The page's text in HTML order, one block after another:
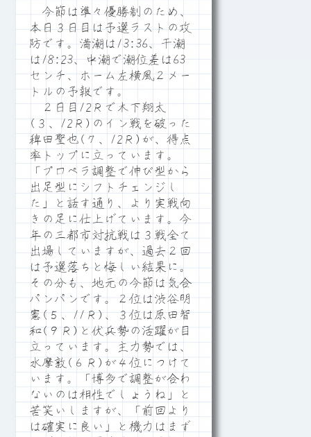
今節は準々優勝制のため、
本日３日目は予選ラストの攻
防です。満潮は13:36、干潮
は18:23、中潮で潮位差は63
センチ、ホーム左横風２メー
トルの予報です。
２日目12Ｒで木下翔太
(３、12Ｒ)のイン戦を破った
稗田聖也(７、12Ｒ)が、得点
率トップに立っています。
「プロペラ調整で伸び型から
出足型にシフトチェンジし
た」と話す通り、より実戦向
きの足に仕上げています。今
年の三都市対抗戦は３戦全て
出場していますが、過去２回
は予選落ちと悔しい結果に。
その分も、地元の今節は気合
パンパンです。２位は渋谷明
憲(５、11Ｒ)、３位は原田智
和(９Ｒ)と伏兵勢の活躍が目
立っています。主力勢では、
水摩敦(６Ｒ)が４位につけて
います。「博多で調整が合わ
ないのは相性でしょうね」と
苦笑いしますが、「前回より
は確実に良い」と機力はまず